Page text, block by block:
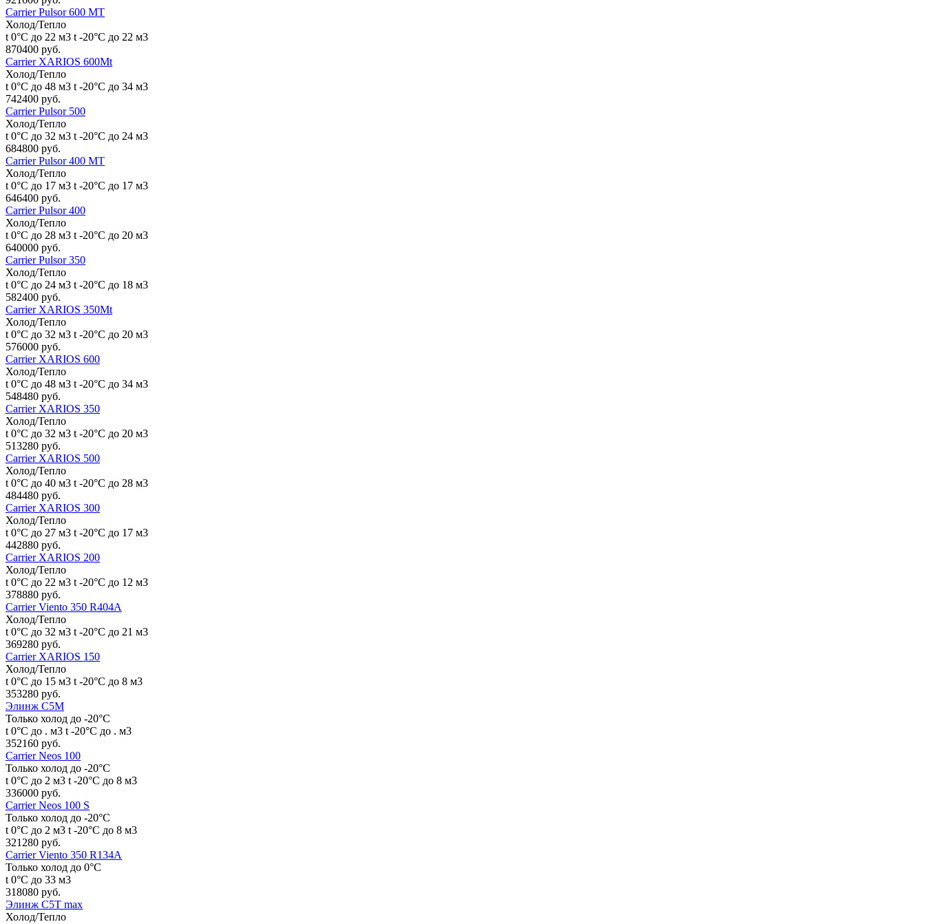
Carrier Pulsor 600 MT
Холод/Тепло
t 0°С до 22 м3 t -20°С до 22 м3
870400 руб.
Carrier XARIOS 600Mt
Холод/Тепло
t 0°С до 48 м3 t -20°С до 34 м3
742400 руб.
Carrier Pulsor 500
Холод/Тепло
t 0°С до 32 м3 t -20°С до 24 м3
684800 руб.
Carrier Pulsor 400 MT
Холод/Тепло
t 0°С до 17 м3 t -20°С до 17 м3
646400 руб.
Carrier Pulsor 400
Холод/Тепло
t 0°С до 28 м3 t -20°С до 20 м3
640000 руб.
Carrier Pulsor 350
Холод/Тепло
t 0°С до 24 м3 t -20°С до 18 м3
582400 руб.
Carrier XARIOS 350Mt
Холод/Тепло
t 0°С до 32 м3 t -20°С до 20 м3
576000 руб.
Carrier XARIOS 600
Холод/Тепло
t 0°С до 48 м3 t -20°С до 34 м3
548480 руб.
Carrier XARIOS 350
Холод/Тепло
t 0°С до 32 м3 t -20°С до 20 м3
513280 руб.
Carrier XARIOS 500
Холод/Тепло
t 0°С до 40 м3 t -20°С до 28 м3
484480 руб.
Carrier XARIOS 300
Холод/Тепло
t 0°С до 27 м3 t -20°С до 17 м3
442880 руб.
Carrier XARIOS 200
Холод/Тепло
t 0°С до 22 м3 t -20°С до 12 м3
378880 руб.
Carrier Viento 350 R404A
Холод/Тепло
t 0°С до 32 м3 t -20°С до 21 м3
369280 руб.
Carrier XARIOS 150
Холод/Тепло
t 0°С до 15 м3 t -20°С до 8 м3
353280 руб.
Элинж С5М
Только холод до -20°С
t 0°С до . м3 t -20°С до . м3
352160 руб.
Carrier Neos 100
Только холод до -20°С
t 0°С до 2 м3 t -20°С до 8 м3
336000 руб.
Carrier Neos 100 S
Только холод до -20°С
t 0°С до 2 м3 t -20°С до 8 м3
321280 руб.
Carrier Viento 350 R134A
Только холод до 0°С
t 0°С до 33 м3
318080 руб.
Элинж С5Т max
Холод/Тепло